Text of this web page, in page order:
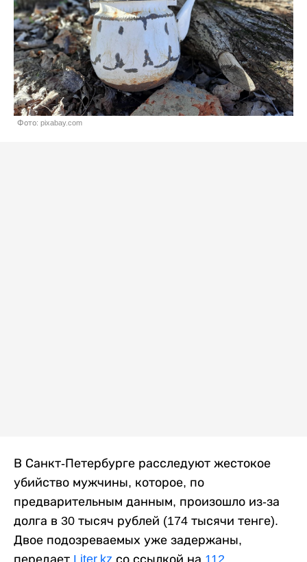
Фото: pixabay.com
В Санкт-Петербурге расследуют жестокое
убийство мужчины, которое, по
предварительным данным, произошло из-за
долга в 30 тысяч рублей (174 тысячи тенге).
Двое подозреваемых уже задержаны,
передает Liter.kz со ссылкой на 112